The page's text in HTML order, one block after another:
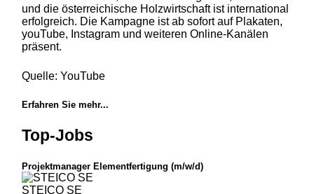
und die österreichische Holzwirtschaft ist international
erfolgreich. Die Kampagne ist ab sofort auf Plakaten,
youTube, Instagram und weiteren Online-Kanälen
präsent.
Quelle: YouTube
Erfahren Sie mehr...
Top-Jobs
Projektmanager Elementfertigung (m/w/d)
STEICO SE